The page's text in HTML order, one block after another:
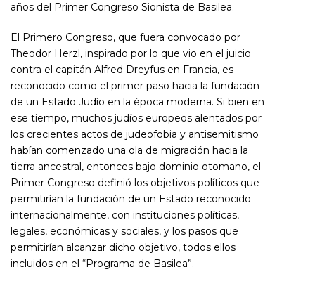
años del Primer Congreso Sionista de Basilea.
El Primero Congreso, que fuera convocado por
Theodor Herzl, inspirado por lo que vio en el juicio
contra el capitán Alfred Dreyfus en Francia, es
reconocido como el primer paso hacia la fundación
de un Estado Judío en la época moderna. Si bien en
ese tiempo, muchos judíos europeos alentados por
los crecientes actos de judeofobia y antisemitismo
habían comenzado una ola de migración hacia la
tierra ancestral, entonces bajo dominio otomano, el
Primer Congreso definió los objetivos políticos que
permitirían la fundación de un Estado reconocido
internacionalmente, con instituciones políticas,
legales, económicas y sociales, y los pasos que
permitirían alcanzar dicho objetivo, todos ellos
incluidos en el “Programa de Basilea”.